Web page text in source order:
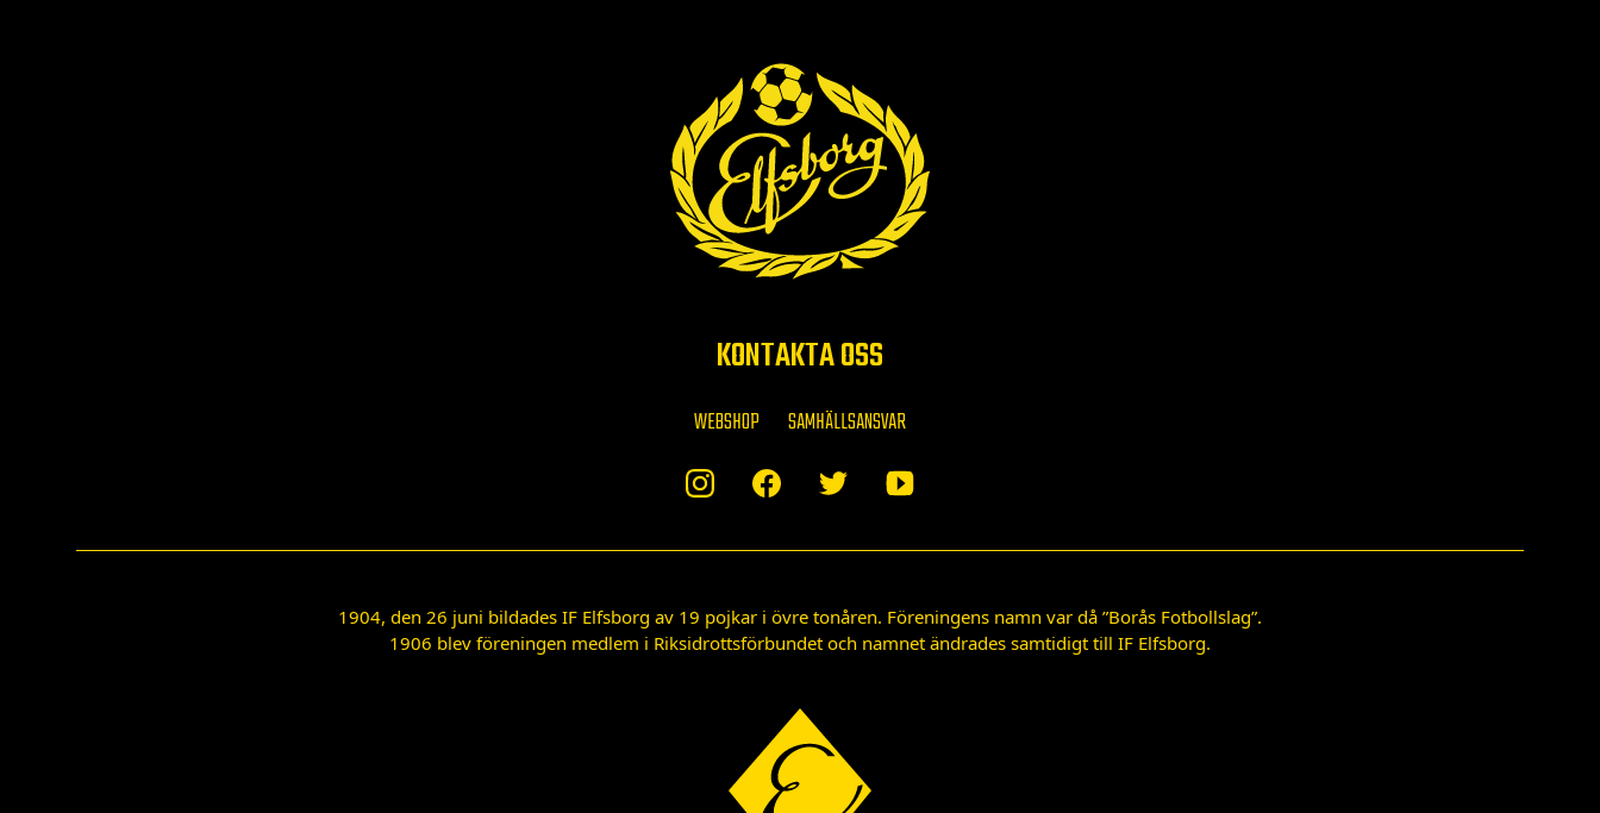
KONTAKTA OSS
WEBSHOP SAMHÄLLSANSVAR
1904, den 26 juni bildades IF Elfsborg av 19 pojkar i övre tonåren. Föreningens namn var då ”Borås Fotbollslag”.
1906 blev föreningen medlem i Riksidrottsförbundet och namnet ändrades samtidigt till IF Elfsborg.